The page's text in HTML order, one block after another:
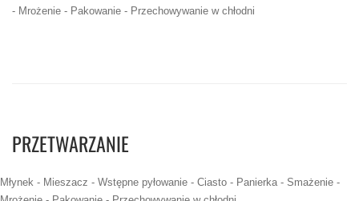
- Mrożenie - Pakowanie - Przechowywanie w chłodni
PRZETWARZANIE
Młynek - Mieszacz - Wstępne pyłowanie - Ciasto - Panierka - Smażenie -